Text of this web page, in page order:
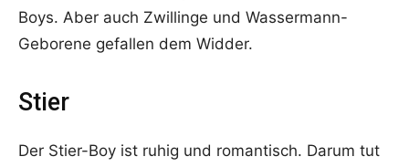
Boys. Aber auch Zwillinge und Wassermann-
Geborene gefallen dem Widder.
Stier
Der Stier-Boy ist ruhig und romantisch. Darum tut